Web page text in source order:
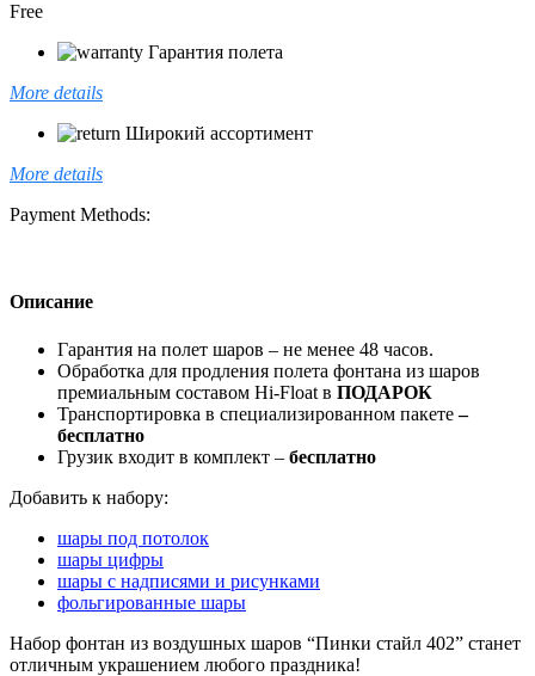
Free
Гарантия полета
More details
Широкий ассортимент
More details
Payment Methods:
Описание
Гарантия на полет шаров – не менее 48 часов.
Обработка для продления полета фонтана из шаров
премиальным составом Hi-Float в ПОДАРОК
Транспортировка в специализированном пакете–
бесплатно
Грузик входит в комплект – бесплатно
Добавить к набору:
шары под потолок
шары цифры
шары с надписями и рисунками
фольгированные шары
Набор фонтан из воздушных шаров “Пинки стайл 402” станет
отличным украшением любого праздника!